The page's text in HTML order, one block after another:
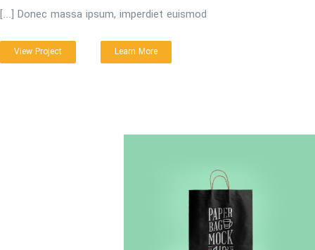
Donec massa ipsum, imperdiet euismod [...]
Learn More
View Project